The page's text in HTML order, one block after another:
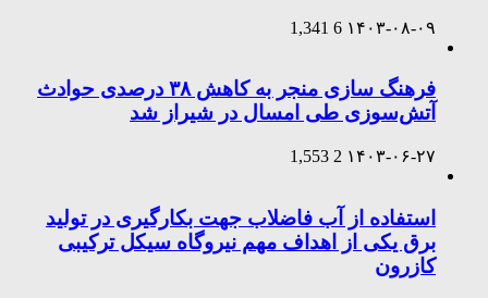
۱۴۰۳-۰۸-۰۹ 6
1,341
فرهنگ سازی منجر به کاهش ۳۸ درصدی حوادث
آتش‌سوزی طی امسال در شیراز شد
۱۴۰۳-۰۶-۲۷ 2
1,553
استفاده از آب فاضلاب جهت بکارگیری در تولید
برق یکی از اهداف مهم نیروگاه سیکل ترکیبی
کازرون